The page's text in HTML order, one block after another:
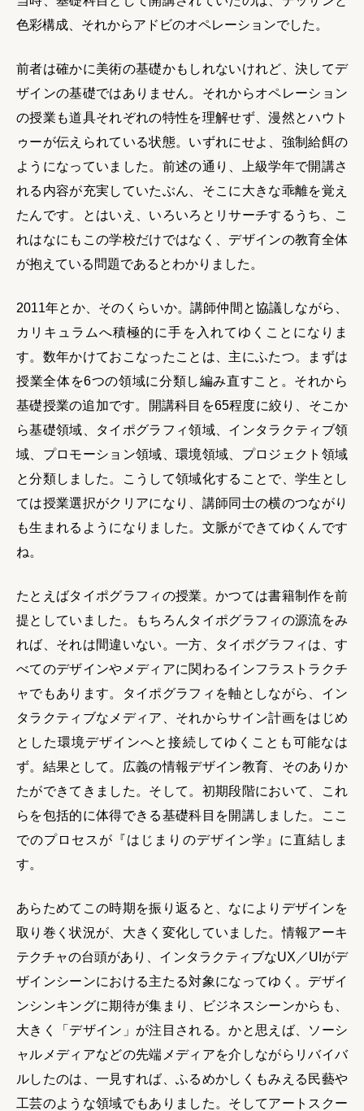
色彩構成、それからアドビのオペレーションでした。
前者は確かに美術の基礎かもしれないけれど、決してデ
ザインの基礎ではありません。それからオペレーション
の授業も道具それぞれの特性を理解せず、漫然とハウト
ゥーが伝えられている状態。いずれにせよ、強制給餌の
ようになっていました。前述の通り、上級学年で開講さ
れる内容が充実していたぶん、そこに大きな乖離を覚え
たんです。とはいえ、いろいろとリサーチするうち、こ
れはなにもこの学校だけではなく、デザインの教育全体
が抱えている問題であるとわかりました。
2011年とか、そのくらいか。講師仲間と協議しながら、
カリキュラムへ積極的に手を入れてゆくことになりま
す。数年かけておこなったことは、主にふたつ。まずは
授業全体を6つの領域に分類し編み直すこと。それから
基礎授業の追加です。開講科目を65程度に絞り、そこか
ら基礎領域、タイポグラフィ領域、インタラクティブ領
域、プロモーション領域、環境領域、プロジェクト領域
と分類しました。こうして領域化することで、学生とし
ては授業選択がクリアになり、講師同士の横のつながり
も生まれるようになりました。文脈ができてゆくんです
ね。
たとえばタイポグラフィの授業。かつては書籍制作を前
提としていました。もちろんタイポグラフィの源流をみ
れば、それは間違いない。一方、タイポグラフィは、す
べてのデザインやメディアに関わるインフラストラクチ
ャでもあります。タイポグラフィを軸としながら、イン
タラクティブなメディア、それからサイン計画をはじめ
とした環境デザインへと接続してゆくことも可能なは
ず。結果として。広義の情報デザイン教育、そのありか
たができてきました。そして。初期段階において、これ
らを包括的に体得できる基礎科目を開講しました。ここ
でのプロセスが『はじまりのデザイン学』に直結しま
す。
あらためてこの時期を振り返ると、なによりデザインを
取り巻く状況が、大きく変化していました。情報アーキ
テクチャの台頭があり、インタラクティブなUX／UIがデ
ザインシーンにおける主たる対象になってゆく。デザイ
ンシンキングに期待が集まり、ビジネスシーンからも、
大きく「デザイン」が注目される。かと思えば、ソーシ
ャルメディアなどの先端メディアを介しながらリバイバ
ルしたのは、一見すれば、ふるめかしくもみえる民藝や
工芸のような領域でもありました。そしてアートスクー